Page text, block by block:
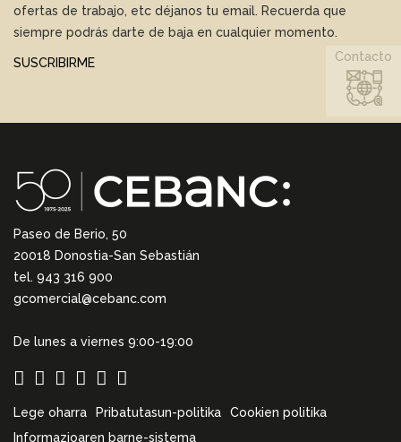
ofertas de trabajo, etc déjanos tu email. Recuerda que
siempre podrás darte de baja en cualquier momento.
SUSCRIBIRME
Paseo de Berio, 50
20018 Donostia-San Sebastián
tel. 943 316 900
gcomercial@cebanc.com
De lunes a viernes 9:00-19:00
Lege oharra Pribatutasun-politika
Cookien politika
Informazioaren barne-sistema
Contacto